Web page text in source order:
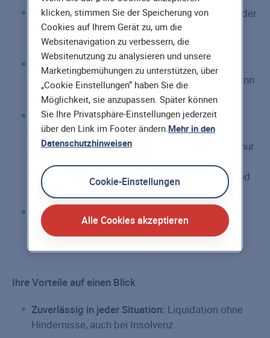
Voraussetzung für den Abschluss: Einstellung der
Betriebstätigkeit sowie die Einleitung der
Liquidation
Das Unternehmen zahlt für die Liquidations-
versicherung einen Einmalbetrag (fällig zu Beginn
der Versicherung)
Die Verwaltung der Rentenleistungen erfolgt
durch die Hannoversche-Consult, ein Partner-
unternehmen der Hannoverschen. Hierfür fällt nur
Anzahl, Alter und Geschlecht der Mitarbeiter und
dem Versorgungsumfang)
Die Höhe der Versorgungsleistungen wird
deckungsgleich in garantierter Höhe in der
Ihre Vorteile auf einen Blick
Zuverlässig in jeder Situation: Liquidation ohne
Hindernisse, auch bei Insolvenz
klicken, stimmen Sie der Speicherung von
Cookies auf Ihrem Gerät zu, um die
Websitenavigation zu verbessern, die
Websitenutzung zu analysieren und unsere
Marketingbemühungen zu unterstützen, über
„Cookie Einstellungen“ haben Sie die
Möglichkeit, sie anzupassen. Später können
Sie Ihre Privatsphäre-Einstellungen jederzeit
über den Link im Footer ändern.Mehr in den
Datenschutzhinweisen
Cookie-Einstellungen
Alle Cookies akzeptieren